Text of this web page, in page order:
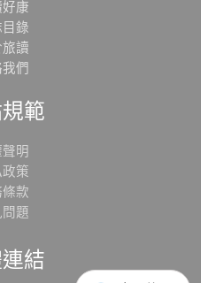
康
錄
讀
們
範
明
策
款
題
結